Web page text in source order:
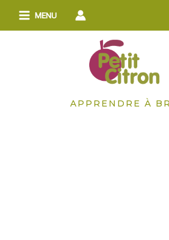
MENU
APPRENDRE À